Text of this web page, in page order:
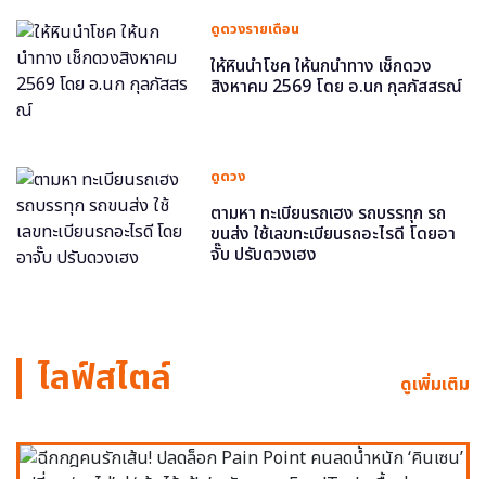
ดูดวงรายเดือน
ให้หินนำโชค ให้นกนำทาง เช็กดวง
สิงหาคม 2569 โดย อ.นก กุลภัสสรณ์
ดูดวง
ตามหา ทะเบียนรถเฮง รถบรรทุก รถ
ขนส่ง ใช้เลขทะเบียนรถอะไรดี โดยอา
จั๊บ ปรับดวงเฮง
ไลฟ์สไตล์ ดูเพิ่มเติม